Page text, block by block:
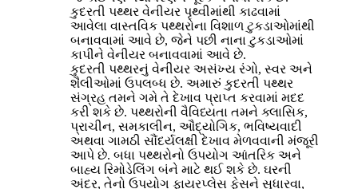
કુદરતી પથ્થર વેનીયર પૃથ્વીમાંથી કાઢવામાં
આવેલા વાસ્તવિક પથ્થરોના વિશાળ ટુકડાઓમાંથી
બનાવવામાં આવે છે, જેને પછી નાના ટુકડાઓમાં
કાપીને વેનીયર બનાવવામાં આવે છે.
કુદરતી પથ્થરનું વેનીયર અસંખ્ય રંગો, સ્વર અને
શૈલીઓમાં ઉપલબ્ધ છે. અમારું કુદરતી પથ્થર
સંગ્રહ તમને ગમે તે દેખાવ પ્રાપ્ત કરવામાં મદદ
કરી શકે છે. પથ્થરોની વૈવિધ્યતા તમને ક્લાસિક,
પ્રાચીન, સમકાલીન, ઔદ્યોગિક, ભવિષ્યવાદી
અથવા ગામઠી સૌંદર્યલક્ષી દેખાવ મેળવવાની મંજૂરી
આપે છે. બધા પથ્થરોનો ઉપયોગ આંતરિક અને
બાહ્ય રિમોડેલિંગ બંને માટે થઈ શકે છે. ઘરની
અંદર, તેનો ઉપયોગ ફાયરપ્લેસ ફેસને સુધારવા,